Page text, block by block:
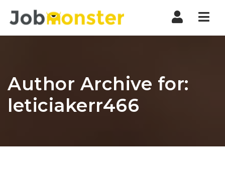
Author Archive for:
leticiakerr466